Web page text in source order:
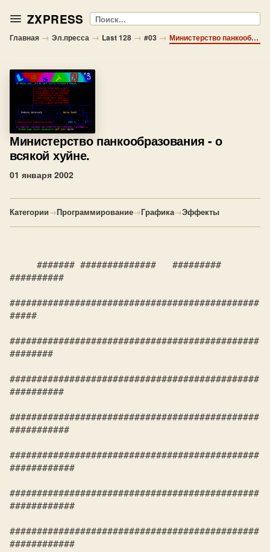
ZXPRESS Поиск
Главная → Эл.пресса → Last 128 → #03 → Министерство панкообразования - о всякой хуйне.
Министерство панкообразования - о
всякой хуйне.
01 января 2002
Категории→Программирование→Графика→Эффекты
##########
##############################################
#####
##############################################
########
##############################################
##########
##############################################
###########
##############################################
############
##############################################
############
##############################################